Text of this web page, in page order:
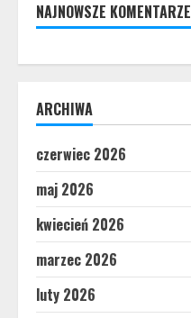
NAJNOWSZE KOMENTARZE
ARCHIWA
czerwiec 2026
maj 2026
kwiecień 2026
marzec 2026
luty 2026